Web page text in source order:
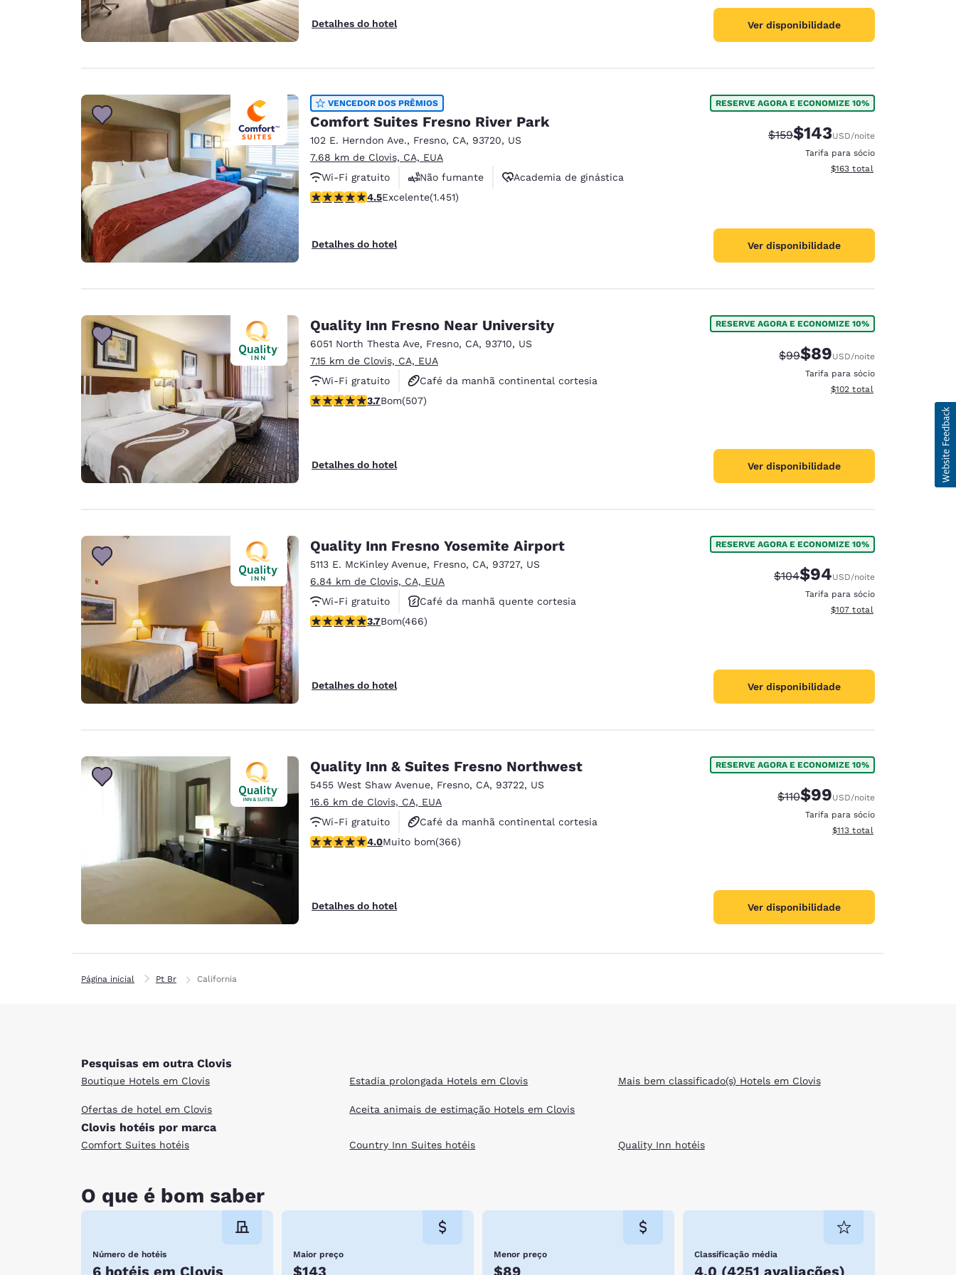
Detalhes do hotel Ver disponibilidade
VENCEDOR DOS PRÊMIOS
Comfort Suites Fresno River Park
102 E. Herndon Ave., Fresno, CA, 93720, US
7.68 km de Clovis, CA, EUA
Wi-Fi gratuito
Não fumante
Academia de ginástica
classificação 4.47 estrelas. Excelente. 1451 avaliações
4.5Excelente(1.451)
Detalhes do hotel
RESERVE AGORA E ECONOMIZE 10%
Tarifa anterior “tachada”:
$159Tarifa com desconto:
$143USD/noite
Tarifa para sócio
Exibir detalhes do total
$163 total
Ver disponibilidade
Quality Inn Fresno Near University
6051 North Thesta Ave, Fresno, CA, 93710, US
7.15 km de Clovis, CA, EUA
Wi-Fi gratuito
Café da manhã continental cortesia
Café da manhã quente cortesia
classificação 3.67 estrelas. Bom. 507 avaliações
3.7Bom(507)
Detalhes do hotel
RESERVE AGORA E ECONOMIZE 10%
Tarifa anterior “tachada”:
$99Tarifa com desconto:
$89USD/noite
Tarifa para sócio
Exibir detalhes do total
$102 total
Ver disponibilidade
Quality Inn Fresno Yosemite Airport
5113 E. McKinley Avenue, Fresno, CA, 93727, US
6.84 km de Clovis, CA, EUA
Wi-Fi gratuito
Café da manhã quente cortesia
Piscina externa
classificação 3.7 estrelas. Bom. 466 avaliações
3.7Bom(466)
Detalhes do hotel
RESERVE AGORA E ECONOMIZE 10%
Tarifa anterior “tachada”:
$104Tarifa com desconto:
$94USD/noite
Tarifa para sócio
Exibir detalhes do total
$107 total
Ver disponibilidade
Quality Inn & Suites Fresno Northwest
5455 West Shaw Avenue, Fresno, CA, 93722, US
16.6 km de Clovis, CA, EUA
Wi-Fi gratuito
Café da manhã continental cortesia
Piscina externa
classificação 4.01 estrelas. Muito bom. 366 avaliações
4.0Muito bom(366)
Detalhes do hotel
RESERVE AGORA E ECONOMIZE 10%
Tarifa anterior “tachada”:
$110Tarifa com desconto:
$99USD/noite
Tarifa para sócio
Exibir detalhes do total
$113 total
Ver disponibilidade
Página inicial Pt Br California
Pesquisas em outra Clovis
Boutique Hotels em Clovis
Ofertas de hotel em Clovis
Estadia prolongada Hotels em Clovis
Aceita animais de estimação Hotels em Clovis
Mais bem classificado(s) Hotels em Clovis
Clovis hotéis por marca
Comfort Suites hotéis Country Inn Suites hotéis Quality Inn hotéis
O que é bom saber
Número de hotéis
6 hotéis em Clovis
Maior preço
$143
Menor preço
$89
Classificação média
4.0 (4251 avaliações)